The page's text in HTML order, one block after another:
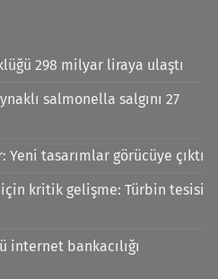
298 milyar liraya ulaştı
salmonella salgını 27
tasarımlar görücüye çıktı
kritik gelişme: Türbin tesisi
internet bankacılığı